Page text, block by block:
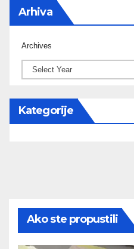
Arhiva
Archives
Kategorije
Ako ste propustili